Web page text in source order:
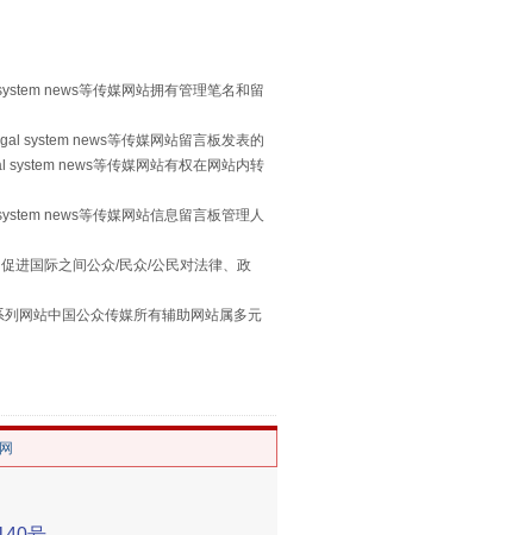
news等传媒网站拥有管理笔名和留
system news等传媒网站留言板发表的
news等传媒网站有权在网站内转
news等传媒网站信息留言板管理人
进国际之间公众/民众/公民对法律、政
网站中国公众传媒所有辅助网站属多元